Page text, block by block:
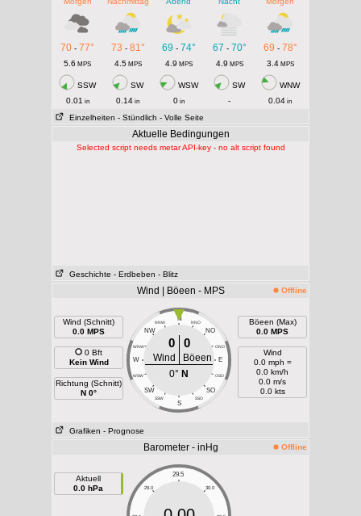
70 - 77° 73 - 81° 69 - 74° 67 - 70° 69 - 78°
5.6 MPS 4.5MPS 4.9 MPS 4.9 MPS 3.4MPS
SSW SW WSW SW
WNW
0.01 in 0.14 in 0in - 0.04 in
Einzelheiten - Stündlich - Volle Seite
Aktuelle Bedingungen
Selected script needs metar API-key - no alt script found
Geschichte - Erdbeben - Blitz
Wind | Böeen - MPS Offline
Wind (Schnitt)
0.0 MPS
0 Bft
Kein Wind
Richtung (Schnitt)
N 0°
N
NNW NNO
NW NO
WNW ONO
W E
WSW OSO
SW SO
SSW SSO
S
0 0
Wind
Böeen
0° N
Böeen (Max)
0.0 MPS
Wind
0.0 mph =
0.0 km/h
0.0 m/s
0.0 kts
Grafiken - Prognose
Barometer - inHg Offline
Aktuell
0.0 hPa
29.5
29.0 30.0